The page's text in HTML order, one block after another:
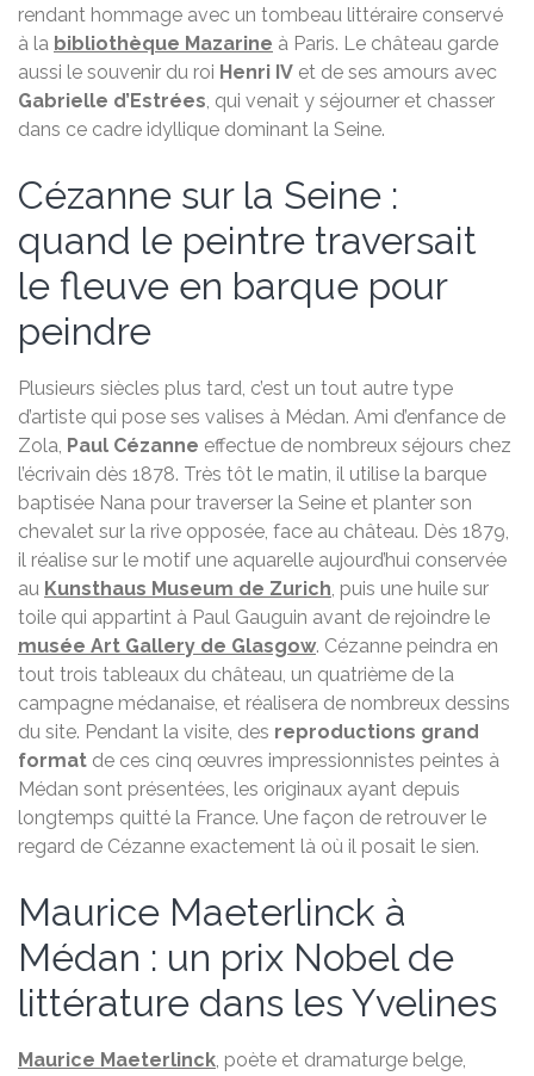
rendant hommage avec un tombeau littéraire conservé
à la bibliothèque Mazarine à Paris. Le château garde
aussi le souvenir du roi Henri IV et de ses amours avec
Gabrielle d’Estrées, qui venait y séjourner et chasser
dans ce cadre idyllique dominant la Seine.
Cézanne sur la Seine :
quand le peintre traversait
le fleuve en barque pour
peindre
Plusieurs siècles plus tard, c’est un tout autre type
d’artiste qui pose ses valises à Médan. Ami d’enfance de
Zola, Paul Cézanne effectue de nombreux séjours chez
l’écrivain dès 1878. Très tôt le matin, il utilise la barque
baptisée Nana pour traverser la Seine et planter son
chevalet sur la rive opposée, face au château. Dès 1879,
il réalise sur le motif une aquarelle aujourd’hui conservée
au Kunsthaus Museum de Zurich, puis une huile sur
toile qui appartint à Paul Gauguin avant de rejoindre le
musée Art Gallery de Glasgow. Cézanne peindra en
tout trois tableaux du château, un quatrième de la
campagne médanaise, et réalisera de nombreux dessins
du site. Pendant la visite, des reproductions grand
format de ces cinq œuvres impressionnistes peintes à
Médan sont présentées, les originaux ayant depuis
longtemps quitté la France. Une façon de retrouver le
regard de Cézanne exactement là où il posait le sien.
Maurice Maeterlinck à
Médan : un prix Nobel de
littérature dans les Yvelines
Maurice Maeterlinck, poète et dramaturge belge,